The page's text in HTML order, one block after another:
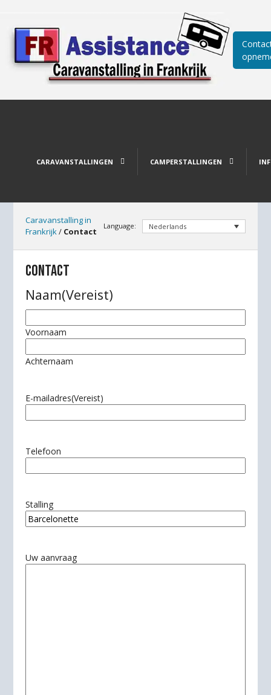
CARAVANSTALLINGEN  CAMPERSTALLINGEN 
Caravanstalling in
Frankrijk/ Contact
Language: Nederlands
CONTACT
Naam(Vereist)
Voornaam
Achternaam
E-mailadres(Vereist)
Telefoon
Stalling
Uw aanvraag